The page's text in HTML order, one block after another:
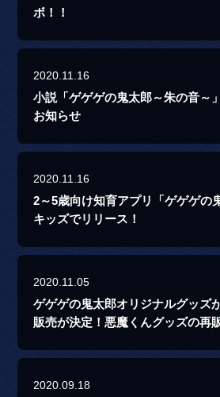
ボ！！
2020.11.16
小説「ゲゲゲの鬼太郎～朱の音～
お知らせ
2020.11.16
2～5歳向け知育アプリ「ゲゲゲの
キッズでリリース！
2020.11.05
ゲゲゲの鬼太郎オリジナルグッズ
販売が決定！悪魔くんグッズの再
2020.09.18